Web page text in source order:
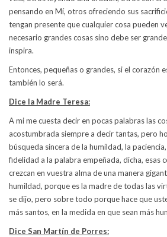
pensando en Mí, otros ofreciendo sus
tengan presente que cualquier cosa pueden
necesario grandes cosas sino debe ser
inspira.
Entonces, pequeñas o grandes, si el corazón
también lo será.
Dice la Madre Teresa:
A mi me cuesta decir en pocas palabras las
acostumbrada siempre a decir tantas, pero
búsqueda sincera de la humildad, la
fidelidad a la palabra empeñada, dicha, esas
crezcan en vuestra alma de una manera
humildad, porque es la madre de todas las
se dijo, pero sobre todo porque hace que
más santos, en la medida en que sean más
Dice San Martín de Porres: